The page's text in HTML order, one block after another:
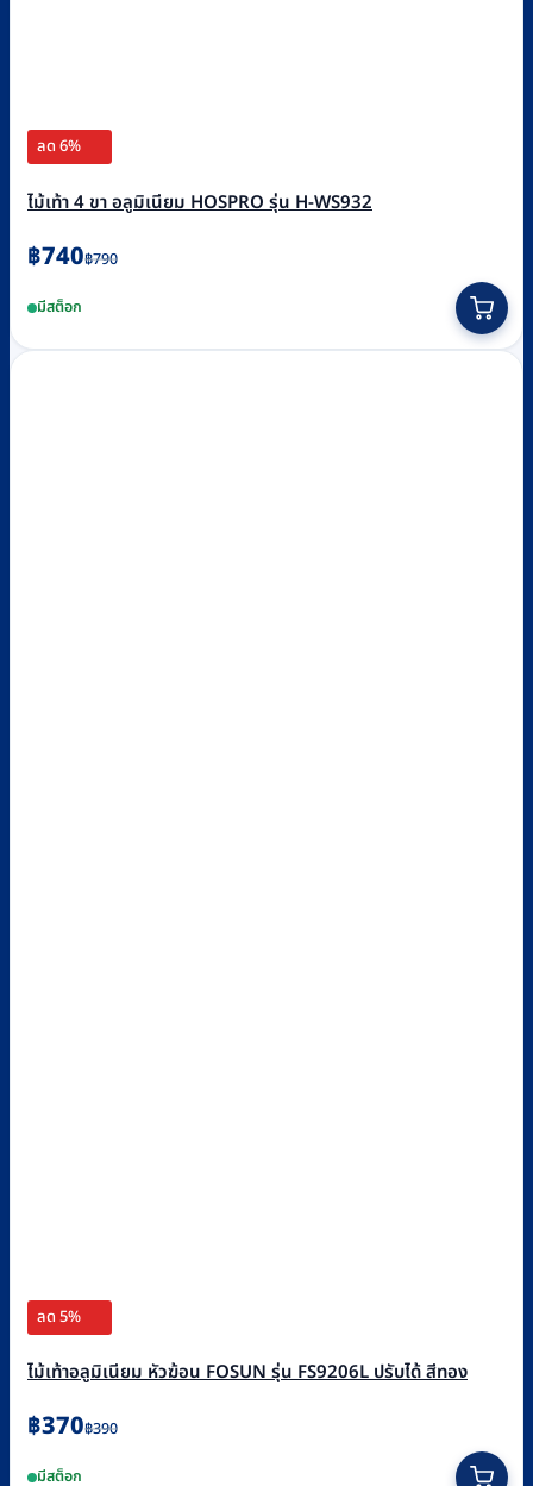
ลด 6%
ไม้เท้า 4 ขา อลูมิเนียม HOSPRO รุ่น H-WS932
฿790
Original
was:
฿790.
฿740
Current
is:
฿740.
มีสต็อก
ลด 5%
ไม้เท้าอลูมิเนียม หัวฆ้อน FOSUN รุ่น FS9206L ปรับได้ สีทอง
฿390
Original
฿370
Current
มีสต็อก